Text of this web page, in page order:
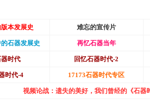
本发展史 难忘的宣传片
石器发展史 再忆石器当年
器时代 回忆石器时代-2
时代-4 17173石器时代专区
视频论战：遗失的美好，我们曾经的《石器